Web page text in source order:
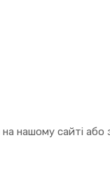
нашому сайті або